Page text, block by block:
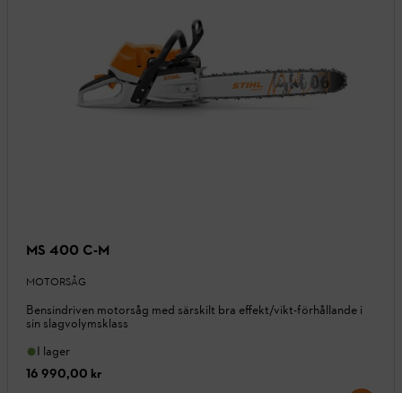
MS 400 C-M
MOTORSÅG
Bensindriven motorsåg med särskilt bra effekt/vikt-förhållande i
sin slagvolymsklass
I lager
16 990,00 kr